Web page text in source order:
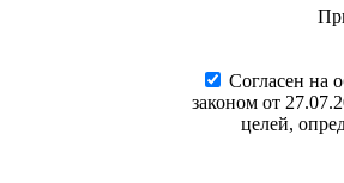
Cогласен на
законом от
целей,